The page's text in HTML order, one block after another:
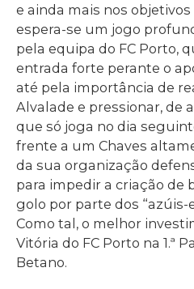
e ainda mais nos
espera-se um jogo
pela equipa do FC Porto,
entrada forte perante o
até pela importância de
Alvalade e pressionar, de
que só joga no dia
frente a um Chaves
da sua organização
para impedir a criação de
golo por parte dos “azúis-
Como tal, o melhor
Vitória do FC Porto na 1.ª
Betano.